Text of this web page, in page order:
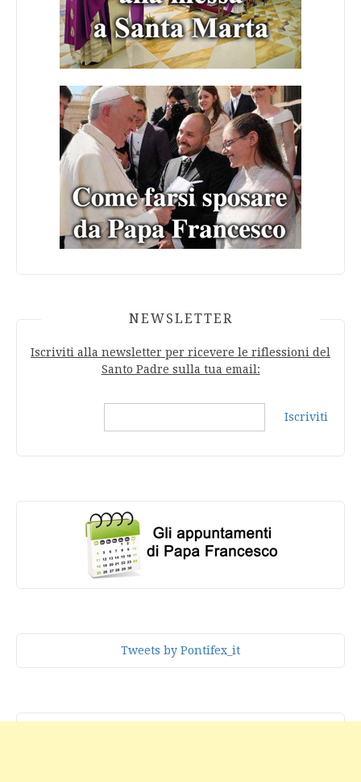
NEWSLETTER
Iscriviti alla newsletter per ricevere le riflessioni del
Santo Padre sulla tua email:
Iscriviti
Tweets by Pontifex_it